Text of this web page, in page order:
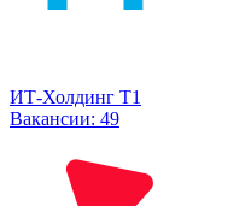
ИТ-Холдинг Т1
Вакансии: 49